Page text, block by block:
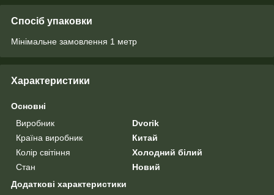
Спосіб упаковки
Мінімальне замовлення 1 метр
Характеристики
Основні
Виробник
Dvorik
Країна виробник
Китай
Колір світіння
Холодний білий
Стан
Новий
Додаткові характеристики